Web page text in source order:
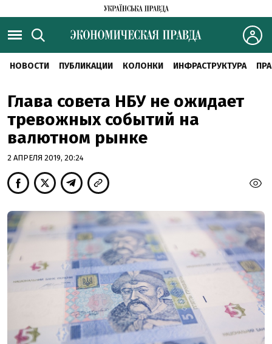
НОВОСТИ ПУБЛИКАЦИИ КОЛОНКИ ИНФРАСТРУКТУРА
Глава совета НБУ не ожидает
тревожных событий на
валютном рынке
2 АПРЕЛЯ 2019, 20:24